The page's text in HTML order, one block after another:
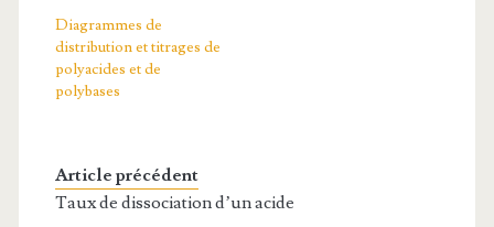
Diagrammes de
distribution et titrages de
polyacides et de
polybases
Article précédent
Taux de dissociation d’un acide